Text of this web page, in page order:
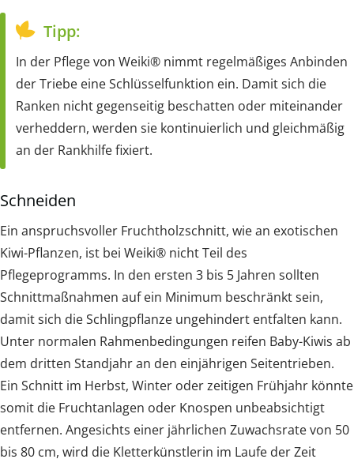
Tipp:
In der Pflege von Weiki® nimmt regelmäßiges Anbinden
der Triebe eine Schlüsselfunktion ein. Damit sich die
Ranken nicht gegenseitig beschatten oder miteinander
verheddern, werden sie kontinuierlich und gleichmäßig
an der Rankhilfe fixiert.
Schneiden
Ein anspruchsvoller Fruchtholzschnitt, wie an exotischen
Kiwi-Pflanzen, ist bei Weiki® nicht Teil des
Pflegeprogramms. In den ersten 3 bis 5 Jahren sollten
Schnittmaßnahmen auf ein Minimum beschränkt sein,
damit sich die Schlingpflanze ungehindert entfalten kann.
Unter normalen Rahmenbedingungen reifen Baby-Kiwis ab
dem dritten Standjahr an den einjährigen Seitentrieben.
Ein Schnitt im Herbst, Winter oder zeitigen Frühjahr könnte
somit die Fruchtanlagen oder Knospen unbeabsichtigt
entfernen. Angesichts einer jährlichen Zuwachsrate von 50
bis 80 cm, wird die Kletterkünstlerin im Laufe der Zeit